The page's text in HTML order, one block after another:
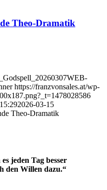
Theo-Dramatik
https://franzvonsales.at/wp-
2026-03-15
Theo-Dramatik
jeden Tag besser
den Willen dazu.“